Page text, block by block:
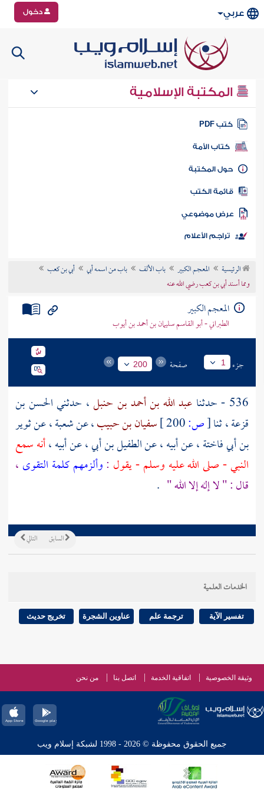
عربي دخول
المكتبة الإسلامية
كتب PDF
كتاب الأمة
المكتبة
الكتب
موضوعي
تراجم الأعلام
الرئيسية المعجم الكبير باب الألف باب من اسمه أبي
أبي بن كعب
ومما أسند أبي بن كعب رضي الله عنه
المعجم الكبير
الطبراني - أبو القاسم سليمان بن أحمد بن أيوب
جزء 1 صفحة 200
536 - حدثنا عبد الله بن أحمد بن حنبل، حدثنيالحسن بن
قزعة، ثنا[ص: سفيان بن حبيب، عنشعبة، عنثوير
بن أبي فاختة، عن أبيه ، عنالطفيل بن أبي، عن أبيه ،أنه سمع
النبي - صلى الله عليه وسلم - يقول :وألزمهم كلمة التقوى ،
قال : " لا إله إلا الله " .
التالي السابق
الخدمات العلمية
تفسير الآية ترجمة علم عناوين الشجرة تخريج حديث
وثيقة الخصوصية اتفاقية الخدمة اتصل بنا من نحن
جميع الحقوق محفوظة © 2026 - 1998 لشبكة إسلام ويب